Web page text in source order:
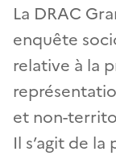
La DRAC
enquête
relative à la
et non-
Il s’agit de